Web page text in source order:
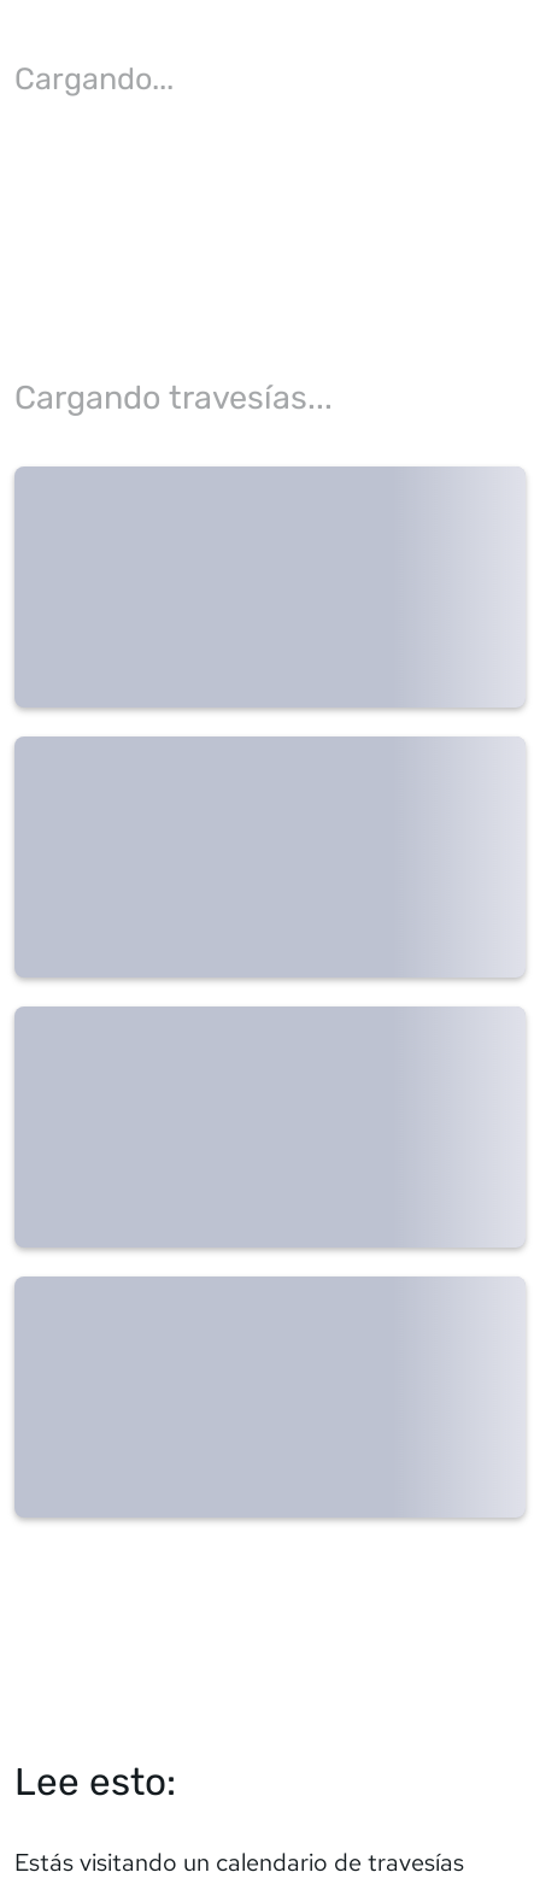
Cargando...
Cargando travesías...
Lee esto:
Estás visitando un calendario de travesías